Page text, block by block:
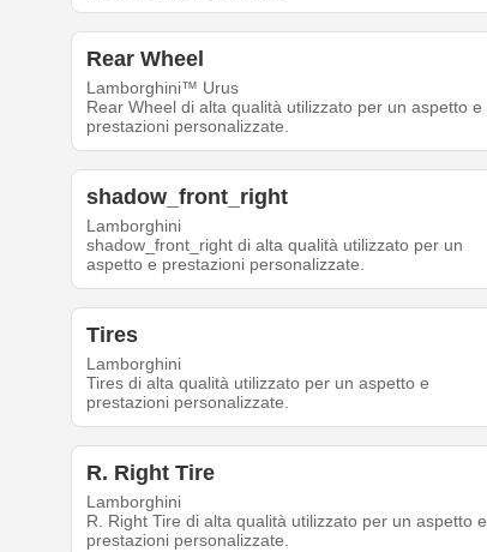
Rear Wheel
Lamborghini™ Urus
Rear Wheel di alta qualità utilizzato per un aspetto e
prestazioni personalizzate.
shadow_front_right
Lamborghini
shadow_front_right di alta qualità utilizzato per un
aspetto e prestazioni personalizzate.
Tires
Lamborghini
Tires di alta qualità utilizzato per un aspetto e
prestazioni personalizzate.
R. Right Tire
Lamborghini
R. Right Tire di alta qualità utilizzato per un aspetto e
prestazioni personalizzate.